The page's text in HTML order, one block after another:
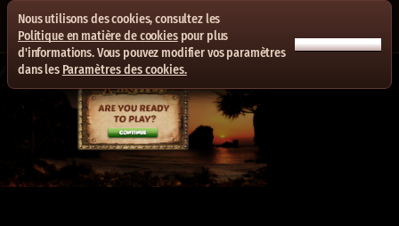
Nous utilisons des cookies, consultez les
Politique en matière de cookiespour plus
d'informations. Vous pouvez modifier vos paramètres
dans les Paramètres des cookies.
ACCEPTER TOUT